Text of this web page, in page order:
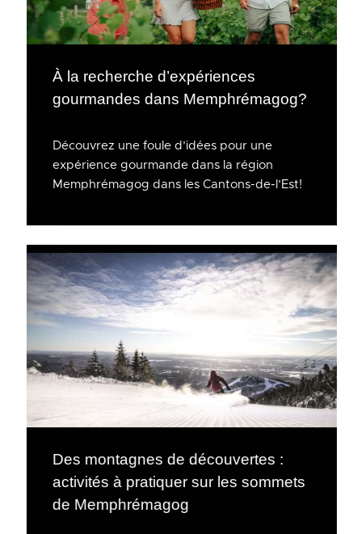
À la recherche d’expériences
gourmandes dans Memphrémagog?
Découvrez une foule d’idées pour une
expérience gourmande dans la région
Memphrémagog dans les Cantons-de-l’Est!
Des montagnes de découvertes :
activités à pratiquer sur les sommets
de Memphrémagog